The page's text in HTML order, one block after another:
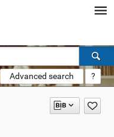
Advanced search ?